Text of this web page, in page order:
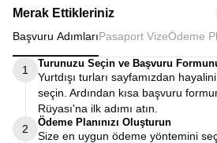
Merak Ettikleriniz
Başvuru AdımlarıPasaport VizeÖdeme
1
Turunuzu Seçin ve Başvuru
Yurtdışı turları sayfamızdan
seçin. Ardından kısa başvuru
Rüyası'na ilk adımı atın.
2
Ödeme Planınızı Oluşturun
Size en uygun ödeme yöntemini